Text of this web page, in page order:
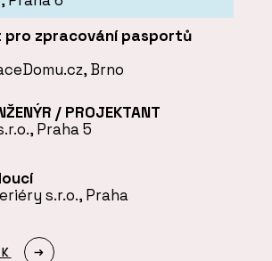
zpracování pasportů
Brno
/ PROJEKTANT
Praha 5
s.r.o., Praha